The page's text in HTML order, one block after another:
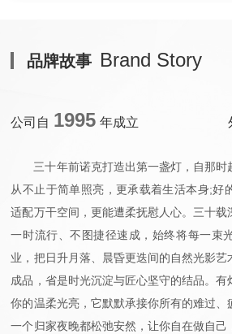
品牌故事 Brand Story
公司自 1995 年成立
三十年前诺克打造出第一盏灯，自那时
从不止于简单照亮，更承载着生活本身;好
适配万干空间，更能遭柔抚慰人心。三十载
一时流行、不图捷径速成，始终将每一束
业，把日升月落、晨昏更迭间的自然光影
成品，省是时光沉淀与匠心坚守的结品。
你的温柔光亮，它默默承接你所有的难过
一个归家夜晚都松弛安然，让你自在做自